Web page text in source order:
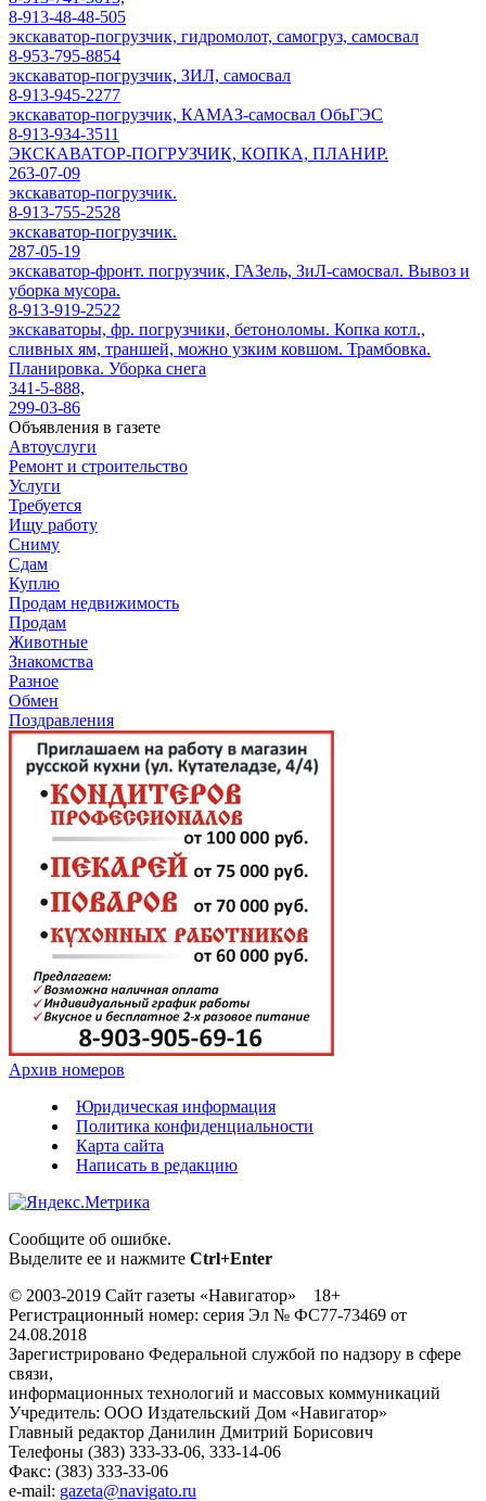
8-913-48-48-505
экскаватор-погрузчик, гидромолот, самогруз, самосвал
8-953-795-8854
экскаватор-погрузчик, ЗИЛ, самосвал
8-913-945-2277
экскаватор-погрузчик, КАМАЗ-самосвал ОбьГЭС
8-913-934-3511
ЭКСКАВАТОР-ПОГРУЗЧИК, КОПКА, ПЛАНИР.
263-07-09
экскаватор-погрузчик.
8-913-755-2528
экскаватор-погрузчик.
287-05-19
экскаватор-фронт. погрузчик, ГАЗель, ЗиЛ-самосвал. Вывоз и
уборка мусора.
8-913-919-2522
экскаваторы, фр. погрузчики, бетоноломы. Копка котл.,
сливных ям, траншей, можно узким ковшом. Трамбовка.
Планировка. Уборка снега
341-5-888,
299-03-86
Объявления в газете
Автоуслуги
Ремонт и строительство
Услуги
Требуется
Ищу работу
Сниму
Сдам
Куплю
Продам недвижимость
Продам
Животные
Знакомства
Разное
Обмен
Поздравления
Архив номеров
Юридическая информация
Политика конфиденциальности
Карта сайта
Написать в редакцию
Сообщите об ошибке.
Выделите ее и нажмите Ctrl+Enter
© 2003-2019 Сайт газеты «Навигатор» 18+
Регистрационный номер: серия Эл № ФС77-73469 от
24.08.2018
Зарегистрировано Федеральной службой по надзору в сфере
связи,
информационных технологий и массовых коммуникаций
Учредитель: ООО Издательский Дом «Навигатор»
Главный редактор Данилин Дмитрий Борисович
Телефоны (383) 333-33-06, 333-14-06
Факс: (383) 333-33-06
e-mail: gazeta@navigato.ru